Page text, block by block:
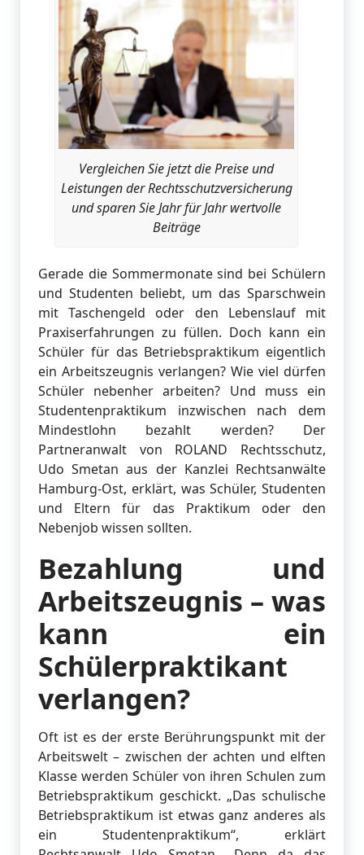
Vergleichen Sie jetzt die Preise und
Leistungen der Rechtsschutzversicherung
und sparen Sie Jahr für Jahr wertvolle
Beiträge
Gerade die Sommermonate sind bei Schülern
und Studenten beliebt, um das Sparschwein
mit Taschengeld oder den Lebenslauf mit
Praxiserfahrungen zu füllen. Doch kann ein
Schüler für das Betriebspraktikum eigentlich
ein Arbeitszeugnis verlangen? Wie viel dürfen
Schüler nebenher arbeiten? Und muss ein
Studentenpraktikum inzwischen nach dem
Mindestlohn bezahlt werden? Der
Partneranwalt von ROLAND Rechtsschutz,
Udo Smetan aus der Kanzlei Rechtsanwälte
Hamburg-Ost, erklärt, was Schüler, Studenten
und Eltern für das Praktikum oder den
Nebenjob wissen sollten.
Bezahlung und
Arbeitszeugnis – was
kann ein
Schülerpraktikant
verlangen?
Oft ist es der erste Berührungspunkt mit der
Arbeitswelt – zwischen der achten und elften
Klasse werden Schüler von ihren Schulen zum
Betriebspraktikum geschickt. „Das schulische
Betriebspraktikum ist etwas ganz anderes als
ein Studentenpraktikum“, erklärt